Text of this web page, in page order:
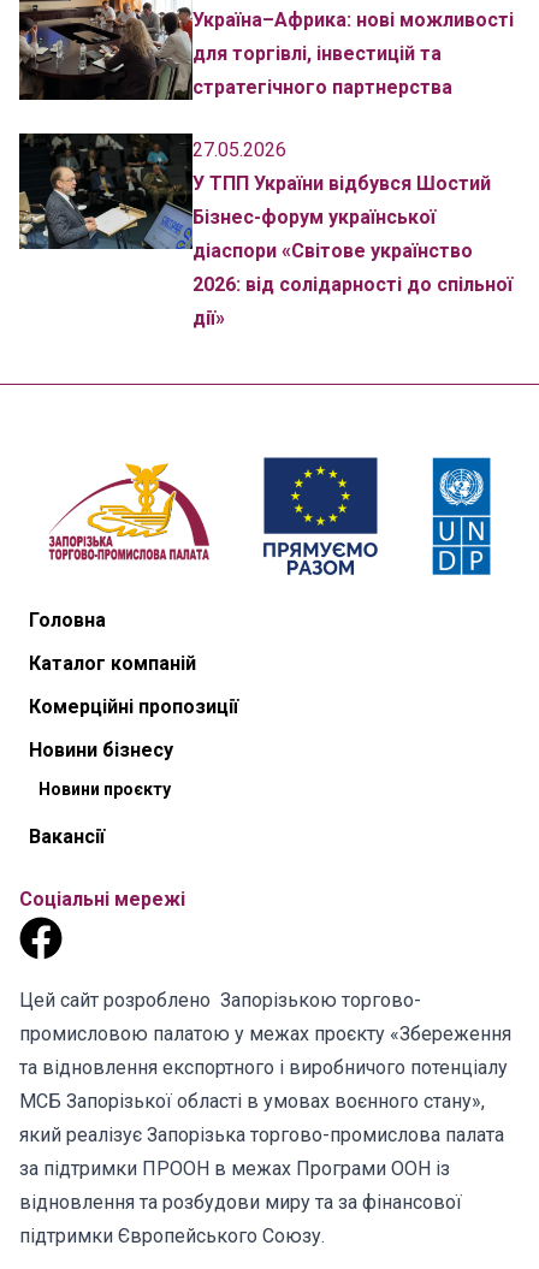
Україна–Африка: нові можливості
для торгівлі, інвестицій та
стратегічного партнерства
27.05.2026
У ТПП України відбувся Шостий
Бізнес-форум української
діаспори «Світове українство
2026: від солідарності до спільної
дії»
Головна
Каталог компаній
Комерційні пропозиції
Новини бізнесу
Новини проєкту
Вакансії
Соціальні мережі
Цей сайт розроблено Запорізькою торгово-
промисловою палатою у межах проєкту «Збереження
та відновлення експортного і виробничого потенціалу
МСБ Запорізької області в умовах воєнного стану»,
який реалізує Запорізька торгово-промислова палата
за підтримки ПРООН в межах Програми ООН із
відновлення та розбудови миру та за фінансової
підтримки Європейського Союзу.